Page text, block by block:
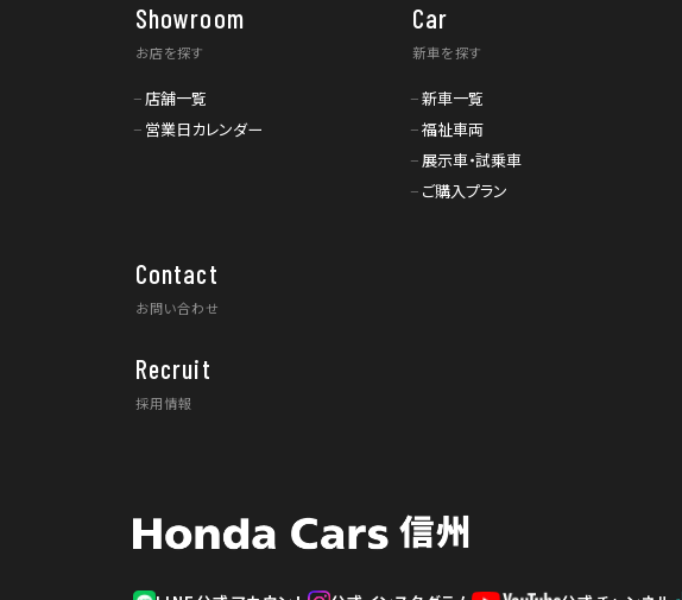
Showroom
お店を探す
店舗一覧
営業日カレンダー
Car
新車を探す
新車一覧
福祉車両
展示車・試乗車
ご購入プラン
Recruit
採用情報
Contact
お問い合わせ